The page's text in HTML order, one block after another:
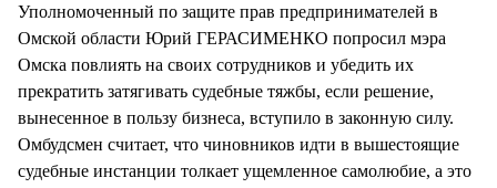
Уполномоченный по защите прав предпринимателей в
Омской области Юрий ГЕРАСИМЕНКО попросил мэра
Омска повлиять на своих сотрудников и убедить их
прекратить затягивать судебные тяжбы, если решение,
вынесенное в пользу бизнеса, вступило в законную силу.
Омбудсмен считает, что чиновников идти в вышестоящие
судебные инстанции толкает ущемленное самолюбие, а это